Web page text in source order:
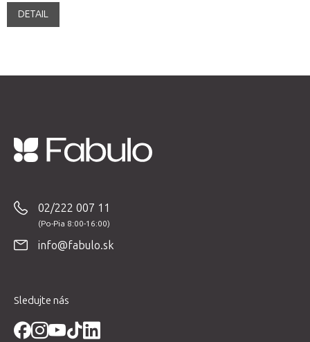
DETAIL
02/222 007 11
info@fabulo.sk
Sledujte nás